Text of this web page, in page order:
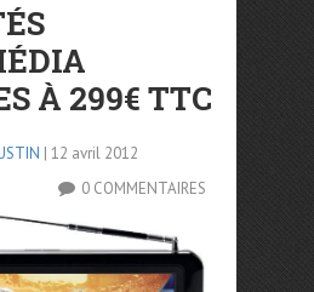
À 299€ TTC
| 12 avril 2012
0 COMMENTAIRES